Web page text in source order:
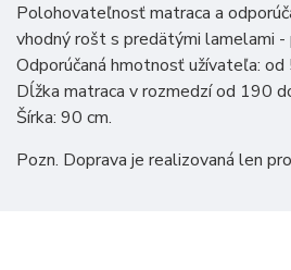
Polohovateľnosť matraca a
vhodný rošt s predätými lamelami
Odporúčaná hmotnosť užívateľa:
Dĺžka matraca v rozmedzí od 190
Šírka: 90 cm.
Pozn. Doprava je realizovaná len